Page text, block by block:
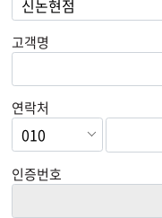
고객명
연락처
인증번호